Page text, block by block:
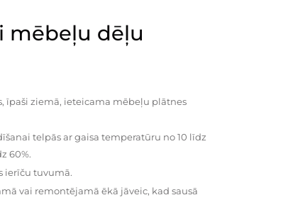
mēbeļu dēļu
īpaši ziemā, ieteicama mēbeļu plātnes
telpās ar gaisa temperatūru no 10 līdz
60%.
ierīču tuvumā.
vai remontējamā ēkā jāveic, kad sausā